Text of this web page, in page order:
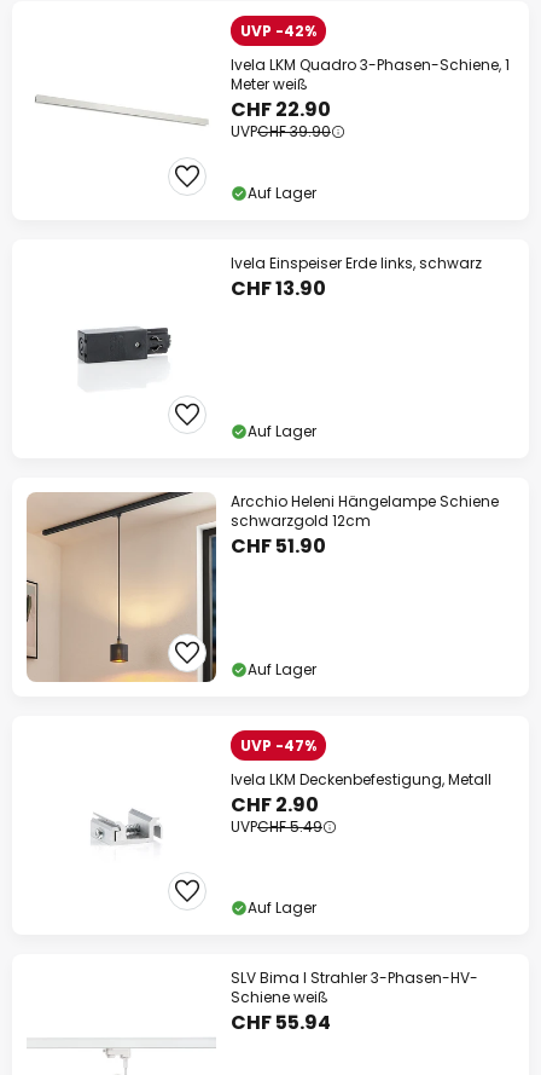
UVP -42%
Ivela LKM Quadro 3-Phasen-Schiene, 1
Meter weiß
CHF 22.90
UVPCHF 39.90
Auf Lager
Ivela Einspeiser Erde links, schwarz
CHF 13.90
Auf Lager
Arcchio Heleni Hängelampe Schiene
schwarzgold 12cm
CHF 51.90
Auf Lager
UVP -47%
Ivela LKM Deckenbefestigung, Metall
CHF 2.90
UVPCHF 5.49
Auf Lager
SLV Bima I Strahler 3-Phasen-HV-
Schiene weiß
CHF 55.94